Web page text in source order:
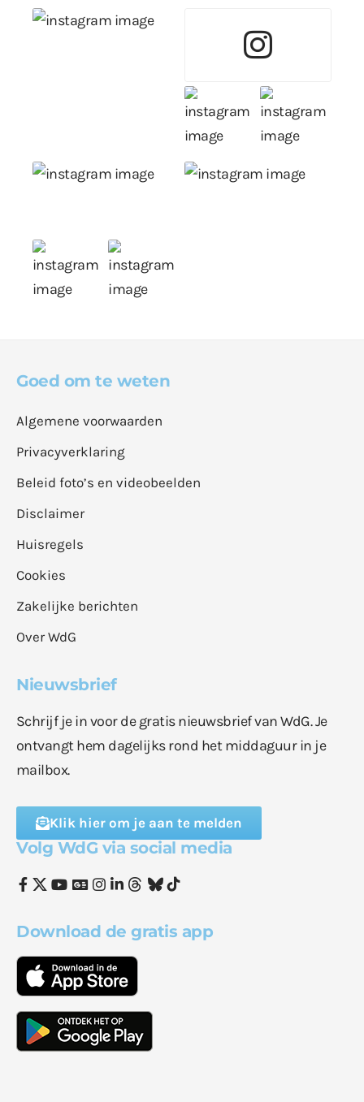
Goed om te weten
Algemene voorwaarden
Privacyverklaring
Beleid foto’s en videobeelden
Disclaimer
Huisregels
Cookies
Zakelijke berichten
Over WdG
Nieuwsbrief
Schrijf je in voor de gratis nieuwsbrief van WdG. Je
ontvangt hem dagelijks rond het middaguur in je
mailbox.
Klik hier om je aan te melden
Volg WdG via social media
Download de gratis app